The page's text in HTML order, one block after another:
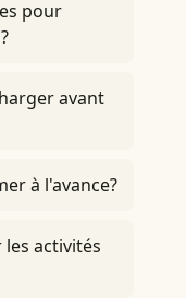
pour
avant
à l'avance?
activités